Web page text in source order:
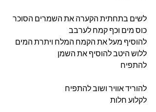
לשים בתחתית הקערה את השמרים הסוכר
כוס מים וכף קמח לערבב
להוסיף מעל את הקמח המלח ויתרת המים
ללוש היטב להוסיף את השמן
להתפיח
להוריד אוויר ושוב להתפיח
לקלוע חלות